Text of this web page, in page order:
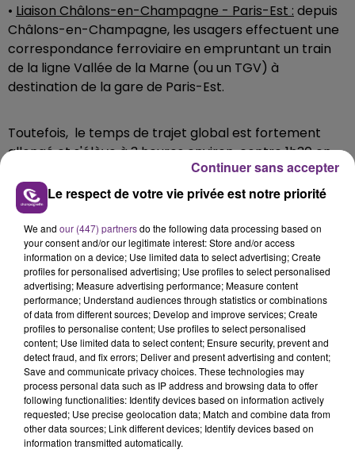
• Liaison Châlons-en-Champagne - Paris-Est : depuis
Châlons-en-Champagne, les usagers effectuent une
correspondance ferroviaire en empruntant un train
de la ligne Vallée de la Marne (ou un TGV) à
destination de la gare de Paris-Est.
Toutefois, le temps de trajet global est fortement
allongé et s'élève à 3 heures environ, contre 1h30 en
Pour les trajets ayant pour départ ou pour destination
Paris, la réservation reste obligatoire à bord des trains
restants.
Il est vivement conseillé de vérifier les grilles horaires
sur le site TER Grand Est ou via l'application SNCF
Connect avant tout déplacement.
FIL D'ACTU
Le respect de votre vie privée est notre priorité
We and our (447) partnersdo the following data processing based on
your consent and/or our legitimate interest: Store and/or access
information on a device; Use limited data to select advertising; Create
profiles for personalised advertising; Use profiles to select personalised
advertising; Measure advertising performance; Measure content
performance; Understand audiences through statistics or combinations
of data from different sources; Develop and improve services; Create
profiles to personalise content; Use profiles to select personalised
content; Use limited data to select content; Ensure security, prevent and
detect fraud, and fix errors; Deliver and present advertising and content;
Save and communicate privacy choices. These technologies may
process personal data such as IP address and browsing data to offer
following functionalities: Identify devices based on information actively
requested; Use precise geolocation data; Match and combine data from
other data sources; Link different devices; Identify devices based on
information transmitted automatically.
Continuer sans accepter